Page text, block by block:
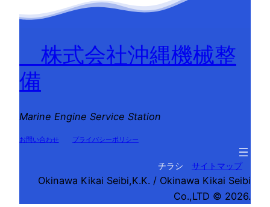
株式会社沖縄機械整
備
Marine Engine Service Station
お問い合わせ プライバシーポリシー
チラシ サイトマップ
Okinawa Kikai Seibi,K.K. / Okinawa Kikai Seibi
Co.,LTD © 2026.